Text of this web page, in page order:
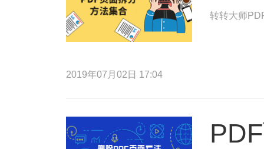
转转大师
2019年07月02日 17:04